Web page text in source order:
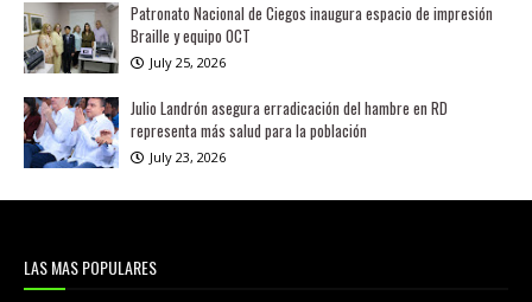
Patronato Nacional de Ciegos inaugura espacio de impresión
Braille y equipo OCT
July 25, 2026
Julio Landrón asegura erradicación del hambre en RD
representa más salud para la población
July 23, 2026
LAS MAS POPULARES